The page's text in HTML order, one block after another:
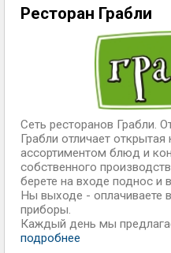
Ресторан Грабли
Сеть ресторанов Грабли.
Грабли отличает
ассортиментом блюд и
собственного
берете на входе поднос и
Ны выходе - оплачиваете
приборы.
Каждый день мы
подробнее